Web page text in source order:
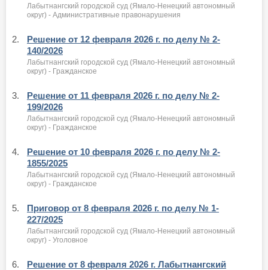
Лабытнангский городской суд (Ямало-Ненецкий автономный
округ) - Административные правонарушения
2.
Решение от 12 февраля 2026 г. по делу № 2-
140/2026
Лабытнангский городской суд (Ямало-Ненецкий автономный
округ) - Гражданское
3.
Решение от 11 февраля 2026 г. по делу № 2-
199/2026
Лабытнангский городской суд (Ямало-Ненецкий автономный
округ) - Гражданское
4.
Решение от 10 февраля 2026 г. по делу № 2-
1855/2025
Лабытнангский городской суд (Ямало-Ненецкий автономный
округ) - Гражданское
5.
Приговор от 8 февраля 2026 г. по делу № 1-
227/2025
Лабытнангский городской суд (Ямало-Ненецкий автономный
округ) - Уголовное
6.
Решение от 8 февраля 2026 г. Лабытнангский